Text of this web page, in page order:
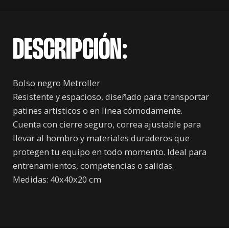
DESCRIPCIÓN:
Bolso negro Metroller
Resistente y espacioso, diseñado para transportar
patines artísticos o en línea cómodamente.
Cuenta con cierre seguro, correa ajustable para
llevar al hombro y materiales duraderos que
protegen tu equipo en todo momento. Ideal para
entrenamientos, competencias o salidas.
Medidas: 40x40x20 cm